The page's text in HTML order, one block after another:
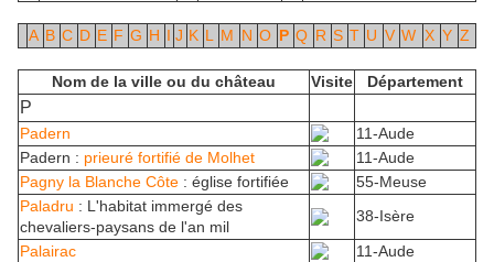
A B C D E F G H I J K L M N O P Q R S T U V W X Y Z
Nom de la ville ou du château Visite Département
P
Padern
11-Aude
Padern : prieuré fortifié de Molhet
11-Aude
Pagny la Blanche Côte : église fortifiée
55-Meuse
Paladru : L'habitat immergé des
chevaliers-paysans de l'an mil
38-Isère
Palairac
11-Aude